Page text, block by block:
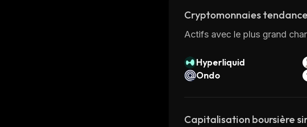
Cryptomonnaies
Actifs avec le plus grand
Hyperliquid
Ondo
Capitalisation boursière